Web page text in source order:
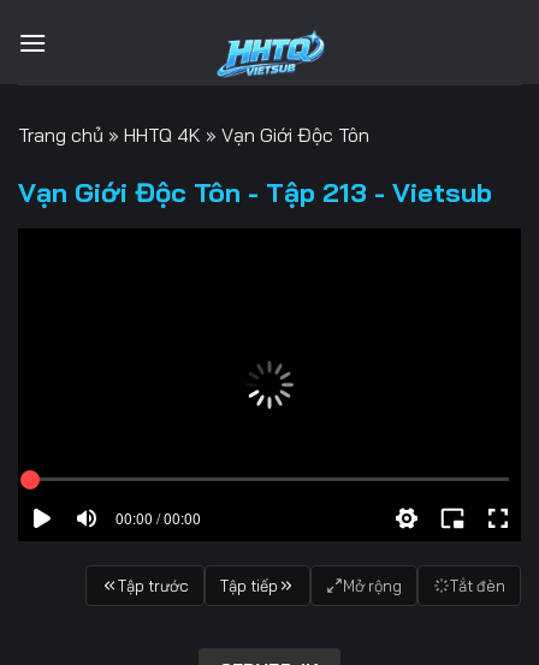
qua
Trang chủ » HHTQ 4K » Vạn Giới Độc Tôn
Vạn Giới Độc Tôn - Tập 213 - Vietsub
00:00 / 00:00
Tập trước Tập tiếp Mở rộng Tắt đèn